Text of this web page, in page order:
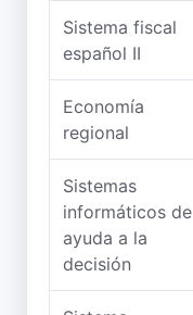
Sistema fiscal
español II
Economía
regional
Sistemas
informáticos de
ayuda a la
decisión